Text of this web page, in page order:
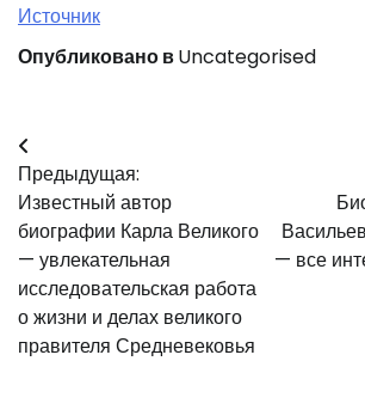
Источник
Опубликовано вUncategorised
Навигация
по
записям
Предыдущая:
Известный автор
биографии Карла Великого
— увлекательная
исследовательская работа
о жизни и делах великого
правителя Средневековья
— все